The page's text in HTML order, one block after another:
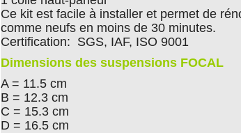
Ce kit est facile à installer et permet de
comme neufs en moins de 30 minutes.
Certification: SGS, IAF, ISO 9001
Dimensions des suspensions FOCAL
A = 11.5 cm
B = 12.3 cm
C = 15.3 cm
D = 16.5 cm